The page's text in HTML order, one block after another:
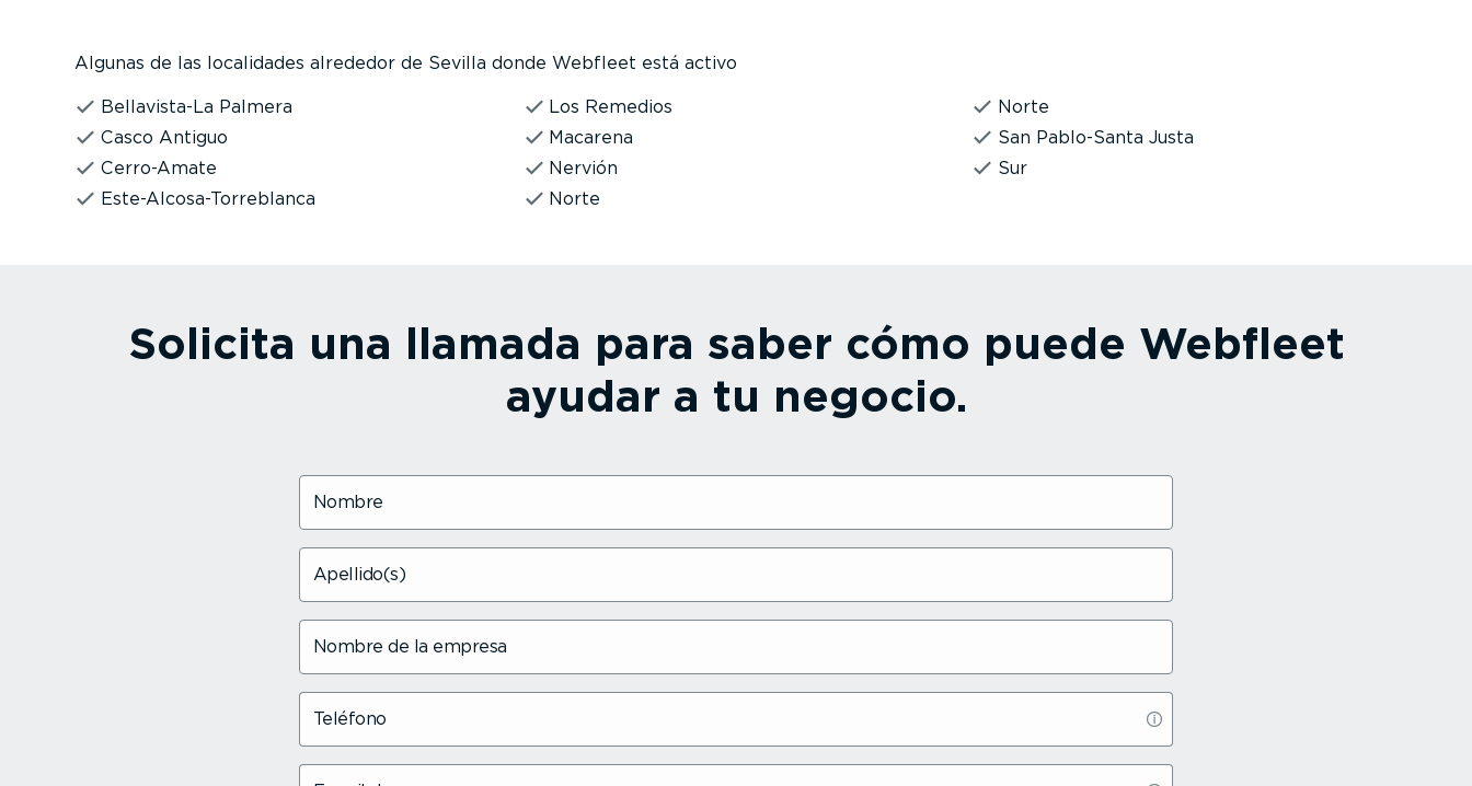
Algunas de las localidades alrededor de Sevilla donde Webfleet está activo
Bella­vis­ta-La Palmera
Casco Antiguo
Cerro-Amate
Este-Al­co­sa-­To­rre­blanca
Los Remedios
Macarena
Nervión
Norte
Norte
San Pablo-Santa Justa
Sur
Solicita una llamada para saber cómo puede Webfleet
ayudar a tu negocio.
Nombre
Apellido(s)
Nombre de la empresa
Teléfono